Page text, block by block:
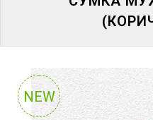
ДЕЛОВЫЕ
СУМКИ
NEW